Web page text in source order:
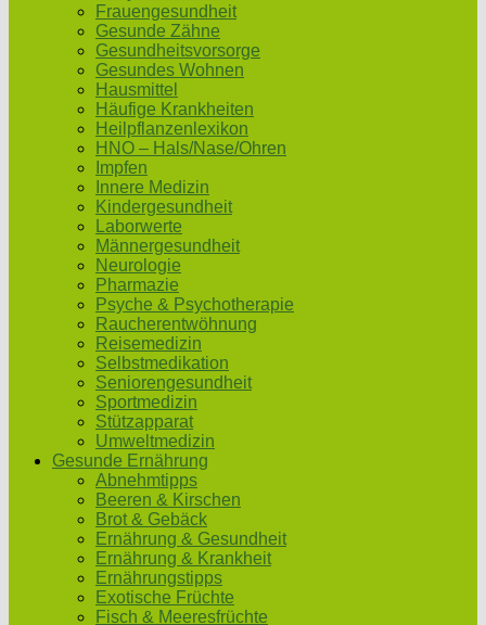
Frauengesundheit
Gesunde Zähne
Gesundheitsvorsorge
Gesundes Wohnen
Hausmittel
Häufige Krankheiten
Heilpflanzenlexikon
HNO – Hals/Nase/Ohren
Impfen
Innere Medizin
Kindergesundheit
Laborwerte
Männergesundheit
Neurologie
Pharmazie
Psyche & Psychotherapie
Raucherentwöhnung
Reisemedizin
Selbstmedikation
Seniorengesundheit
Sportmedizin
Stützapparat
Umweltmedizin
Gesunde Ernährung
Abnehmtipps
Beeren & Kirschen
Brot & Gebäck
Ernährung & Gesundheit
Ernährung & Krankheit
Ernährungstipps
Exotische Früchte
Fisch & Meeresfrüchte